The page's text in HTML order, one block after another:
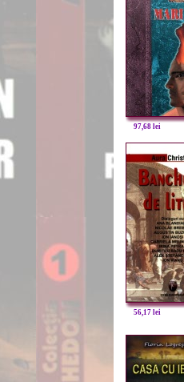
97,68 lei
56,17 lei